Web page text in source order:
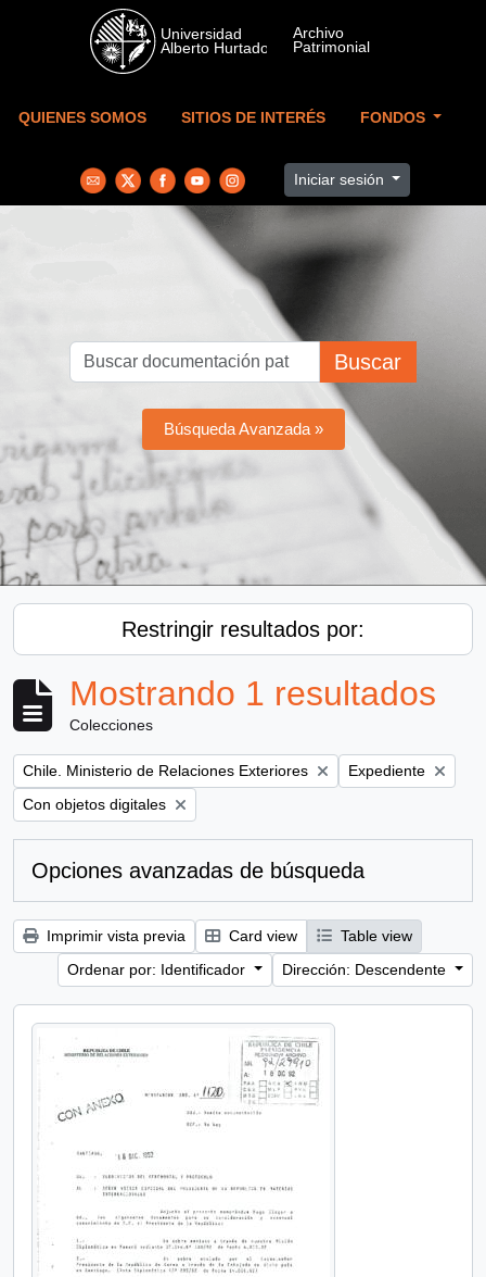
Skip to main content
QUIENES SOMOS SITIOS DE INTERÉS FONDOS
Iniciar sesión
Buscar
Búsqueda Avanzada »
Restringir resultados por:
Mostrando 1 resultados
Colecciones
Remove filter:
Chile. Ministerio de Relaciones Exteriores Remove filter:
Expediente
Remove filter:
Con objetos digitales
Opciones avanzadas de búsqueda
Imprimir vista previa Card view
Table view
Ordenar por: Identificador
Dirección: Descendente